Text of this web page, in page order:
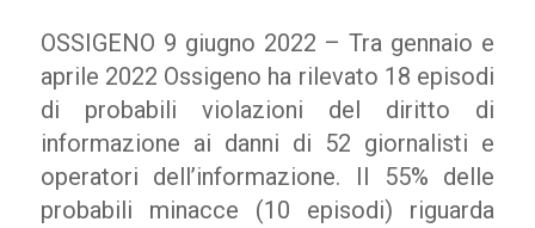
OSSIGENO 9 giugno 2022 – Tra gennaio e
aprile 2022 Ossigeno ha rilevato 18 episodi
di probabili violazioni del diritto di
informazione ai danni di 52 giornalisti e
operatori dell’informazione. Il 55% delle
probabili minacce (10 episodi) riguarda